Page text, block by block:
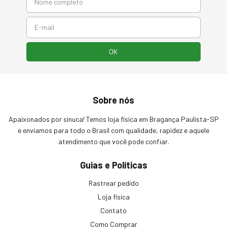
Sobre nós
Apaixonados por sinuca! Temos loja física em Bragança Paulista-SP
e enviamos para todo o Brasil com qualidade, rapidez e aquele
atendimento que você pode confiar.
Guias e Políticas
Rastrear pedido
Loja física
Contato
Como Comprar